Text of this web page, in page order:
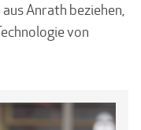
Anrath beziehen,
von